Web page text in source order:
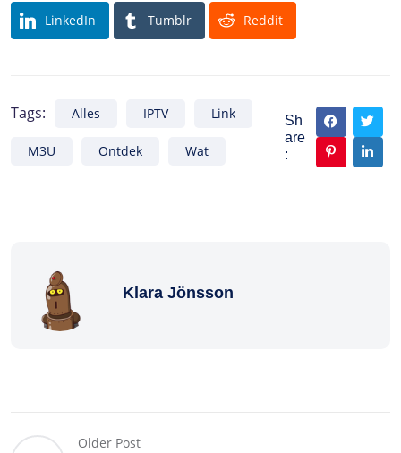
LinkedIn Tumblr Reddit
Tags: Alles IPTV Link
M3U Ontdek Wat
Sh
are
:
Klara Jönsson
Older Post